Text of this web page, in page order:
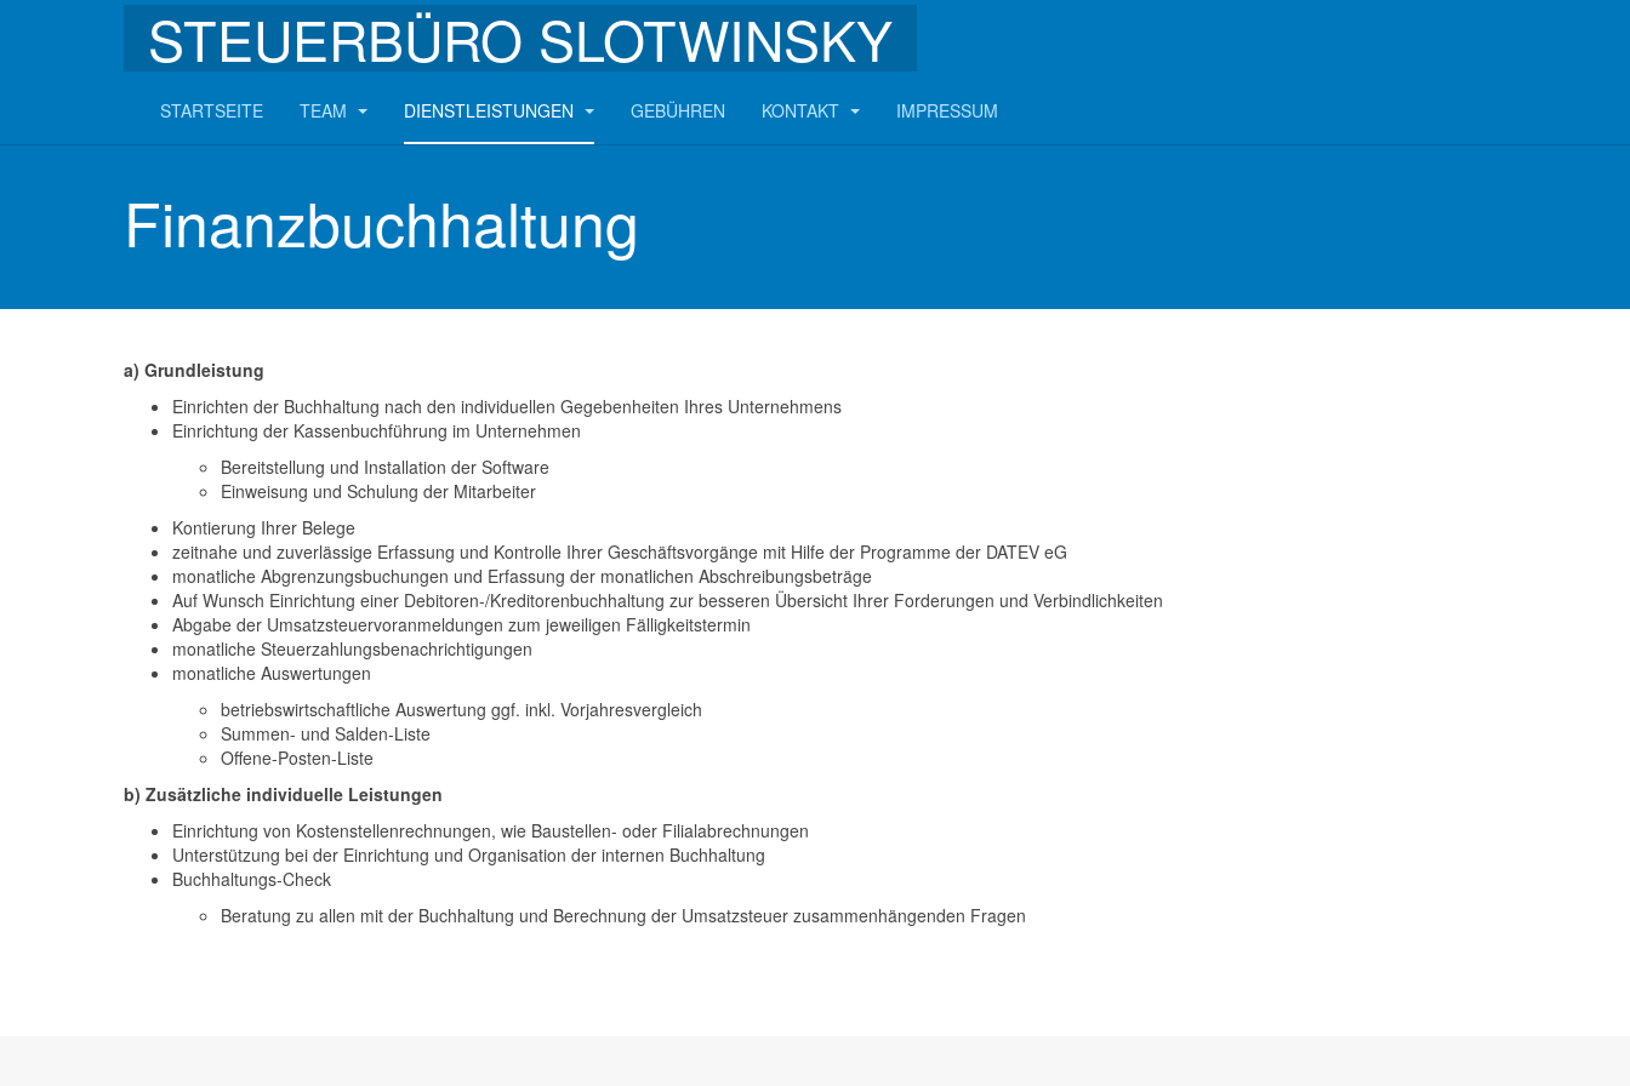
STEUERBÜRO SLOTWINSKY
STARTSEITE TEAM DIENSTLEISTUNGEN GEBÜHREN KONTAKT IMPRESSUM
Finanzbuchhaltung
a) Grundleistung
Einrichten der Buchhaltung nach den individuellen Gegebenheiten Ihres Unternehmens
Einrichtung der Kassenbuchführung im Unternehmen
Bereitstellung und Installation der Software
Einweisung und Schulung der Mitarbeiter
Kontierung Ihrer Belege
zeitnahe und zuverlässige Erfassung und Kontrolle Ihrer Geschäftsvorgänge mit Hilfe der Programme der DATEV eG
monatliche Abgrenzungsbuchungen und Erfassung der monatlichen Abschreibungsbeträge
Auf Wunsch Einrichtung einer Debitoren-/Kreditorenbuchhaltung zur besseren Übersicht Ihrer Forderungen und Verbindlichkeiten
Abgabe der Umsatzsteuervoranmeldungen zum jeweiligen Fälligkeitstermin
monatliche Steuerzahlungsbenachrichtigungen
monatliche Auswertungen
betriebswirtschaftliche Auswertung ggf. inkl. Vorjahresvergleich
Summen- und Salden-Liste
Offene-Posten-Liste
b) Zusätzliche individuelle Leistungen
Einrichtung von Kostenstellenrechnungen, wie Baustellen- oder Filialabrechnungen
Unterstützung bei der Einrichtung und Organisation der internen Buchhaltung
Buchhaltungs-Check
Beratung zu allen mit der Buchhaltung und Berechnung der Umsatzsteuer zusammenhängenden Fragen